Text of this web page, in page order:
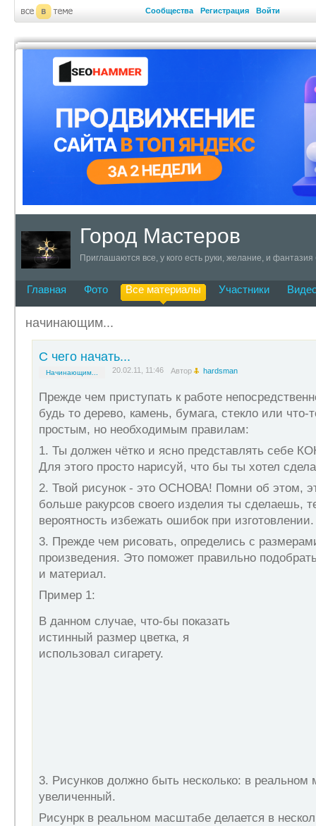
Сообщества Регистрация Войти
Город Мастеров
Приглашаются все, у кого есть руки, желание, и фантазия
Главная Фото Все материалы Участники
начинающим...
С чего начать...
Начинающим... 20.02.11, 11:46 Автор hardsman
Прежде чем приступать к работе
будь то дерево, камень, бумага, стекло или что-
простым, но необходимым правилам:
1. Ты должен чётко и ясно представлять себе
Для этого просто нарисуй, что бы ты хотел
2. Твой рисунок - это ОСНОВА! Помни об этом,
больше ракурсов своего изделия ты сделаешь,
вероятность избежать ошибок при изготовлении.
3. Прежде чем рисовать, определись с
произведения. Это поможет правильно
и материал.
Пример 1:
В данном случае, что-бы показать
истинный размер цветка, я
использовал сигарету.
3. Рисунков должно быть несколько: в реальном
увеличенный.
Рисунрк в реальном масштабе делается в